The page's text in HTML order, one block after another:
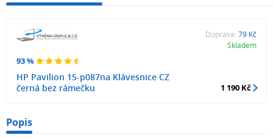
93 %
HP Pavilion 15-p087na Klávesnice CZ
černá bez rámečku
Doprava: 79 Kč
Skladem
1 190 Kč
Popis